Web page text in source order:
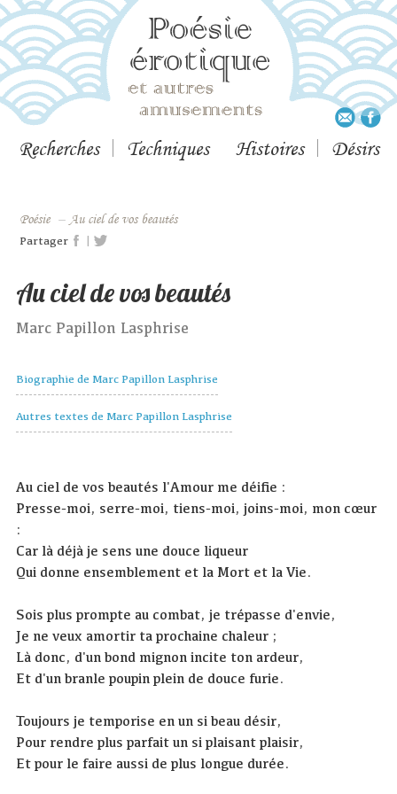
Recherches Techniques Histoires Désirs
Poésie – Au ciel de vos beautés
Partager |
Au ciel de vos beautés
Marc Papillon Lasphrise
Biographie de Marc Papillon Lasphrise
Autres textes de Marc Papillon Lasphrise
Au ciel de vos beautés l'Amour me déifie :
Presse-moi, serre-moi, tiens-moi, joins-moi, mon cœur
:
Car là déjà je sens une douce liqueur
Qui donne ensemblement et la Mort et la Vie.
Sois plus prompte au combat, je trépasse d'envie,
Je ne veux amortir ta prochaine chaleur ;
Là donc, d'un bond mignon incite ton ardeur,
Et d'un branle poupin plein de douce furie.
Toujours je temporise en un si beau désir,
Pour rendre plus parfait un si plaisant plaisir,
Et pour le faire aussi de plus longue durée.